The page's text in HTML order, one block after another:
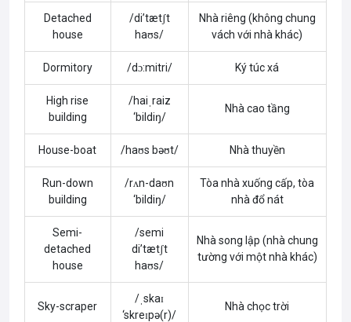
Detached
house
/di’tætʃt
haʊs/
Nhà riêng (không chung
vách với nhà khác)
Dormitory /dɔ:mitri/ Ký túc xá
High rise
building
/haiˌraiz
‘bildiŋ/
Nhà cao tầng
House-boat /haʊs bəʊt/ Nhà thuyền
Run-down
building
/rʌn-daʊn
‘bildiŋ/
Tòa nhà xuống cấp, tòa
nhà đổ nát
Semi-
detached
house
/semi
di’tætʃt
haʊs/
Nhà song lập (nhà chung
tường với một nhà khác)
Sky-scraper
/ˌskaɪ
‘skreɪpə(r)/
Nhà chọc trời